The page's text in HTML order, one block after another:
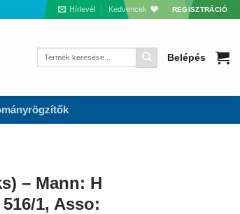
Hírlevél Kedvencek REGISZTRÁCIÓ
Keresés
Belépés
– Mann: H
1, Asso: